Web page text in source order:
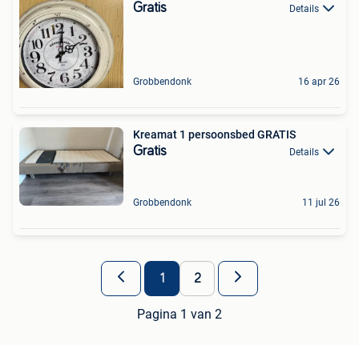
Gratis Details
Grobbendonk 16 apr 26
Kreamat 1 persoonsbed GRATIS
Gratis Details
Grobbendonk 11 jul 26
1 2
Pagina 1 van 2